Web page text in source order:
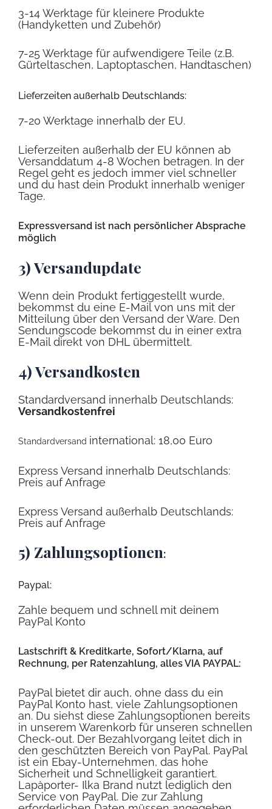
3-14 Werktage für kleinere Produkte
(Handyketten und Zubehör)
7-25 Werktage für aufwendigere Teile (z.B.
Gürteltaschen, Laptoptaschen, Handtaschen)
Lieferzeiten außerhalb Deutschlands:
7-20 Werktage innerhalb der EU.
Lieferzeiten außerhalb der EU können ab
Versanddatum 4-8 Wochen betragen. In der
Regel geht es jedoch immer viel schneller
und du hast dein Produkt innerhalb weniger
Tage.
Expressversand ist nach persönlicher Absprache
möglich
3) Versandupdate
Wenn dein Produkt fertiggestellt wurde,
bekommst du eine E-Mail von uns mit der
Mitteilung über den Versand der Ware. Den
Sendungscode bekommst du in einer extra
E-Mail direkt von DHL übermittelt.
4) Versandkosten
Standardversand innerhalb Deutschlands:
Versandkostenfrei
Standardversand international: 18,00 Euro
Express Versand innerhalb Deutschlands:
Preis auf Anfrage
Express Versand außerhalb Deutschlands:
Preis auf Anfrage
5) Zahlungsoptionen:
Paypal:
Zahle bequem und schnell mit deinem
PayPal Konto
Lastschrift & Kreditkarte, Sofort/Klarna, auf
Rechnung, per Ratenzahlung, alles VIA PAYPAL:
PayPal bietet dir auch, ohne dass du ein
PayPal Konto hast, viele Zahlungsoptionen
an. Du siehst diese Zahlungsoptionen bereits
in unserem Warenkorb für unseren schnellen
Check-out. Der Bezahlvorgang leitet dich in
den geschützten Bereich von PayPal. PayPal
ist ein Ebay-Unternehmen, das hohe
Sicherheit und Schnelligkeit garantiert.
Lapàporter- Ilka Brand nutzt lediglich den
Service von PayPal. Die zur Zahlung